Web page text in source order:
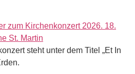
steht unter dem Titel „Et In